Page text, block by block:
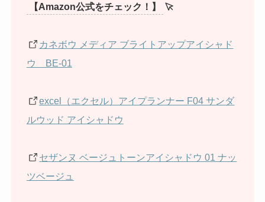
【Amazon公式をチェック！ 】
カネボウ メディア ブライトアップアイシャド
ウ BE-01
excel（エクセル）アイプランナー F04 サンダ
ルウッド アイシャドウ
セザンヌ ベージュトーンアイシャドウ 01 ナッ
ツベージュ